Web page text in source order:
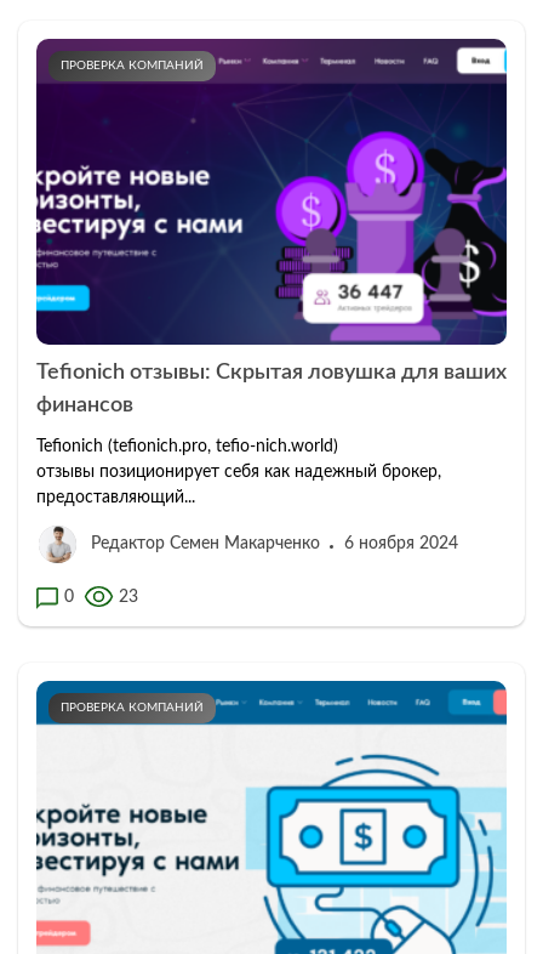
ПРОВЕРКА КОМПАНИЙ
Tefionich отзывы: Скрытая ловушка для ваших
финансов
Tefionich (tefionich.pro, tefio-nich.world)
отзывы позиционирует себя как надежный брокер,
предоставляющий...
Редактор Семен Макарченко 6 ноября 2024
0 23
ПРОВЕРКА КОМПАНИЙ